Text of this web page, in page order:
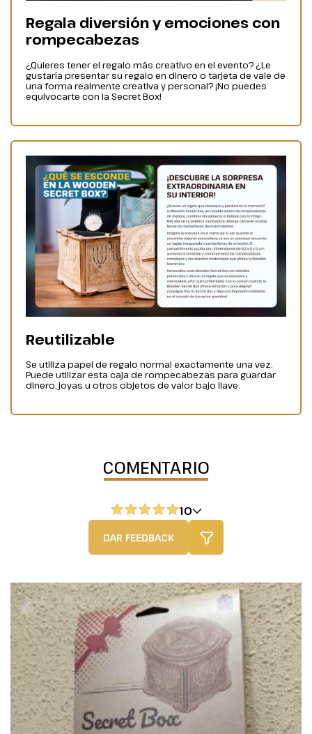
Regala diversión y emociones con
rompecabezas
¿Quieres tener el regalo más creativo en el evento? ¿Le
gustaría presentar su regalo en dinero o tarjeta de vale de
una forma realmente creativa y personal? ¡No puedes
equivocarte con la Secret Box!
Reutilizable
Se utiliza papel de regalo normal exactamente una vez.
Puede utilizar esta caja de rompecabezas para guardar
dinero, joyas u otros objetos de valor bajo llave.
COMENTARIO
10
DAR FEEDBACK